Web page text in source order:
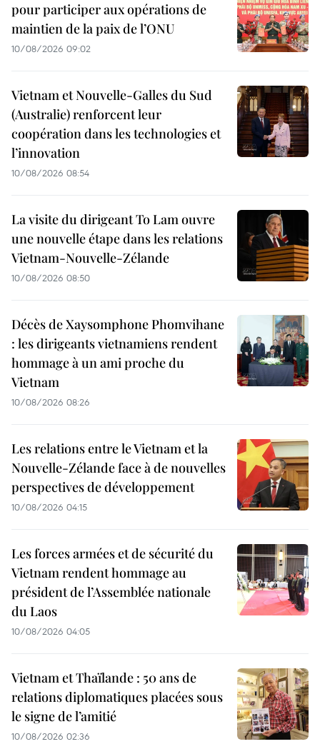
pour participer aux opérations de
maintien de la paix de l’ONU
10/08/2026 09:02
Vietnam et Nouvelle-Galles du Sud
(Australie) renforcent leur
coopération dans les technologies et
l’innovation
10/08/2026 08:54
La visite du dirigeant To Lam ouvre
une nouvelle étape dans les relations
Vietnam-Nouvelle-Zélande
10/08/2026 08:50
Décès de Xaysomphone Phomvihane
: les dirigeants vietnamiens rendent
hommage à un ami proche du
Vietnam
10/08/2026 08:26
Les relations entre le Vietnam et la
Nouvelle-Zélande face à de nouvelles
perspectives de développement
10/08/2026 04:15
Les forces armées et de sécurité du
Vietnam rendent hommage au
président de l’Assemblée nationale
du Laos
10/08/2026 04:05
Vietnam et Thaïlande : 50 ans de
relations diplomatiques placées sous
le signe de l’amitié
10/08/2026 02:36